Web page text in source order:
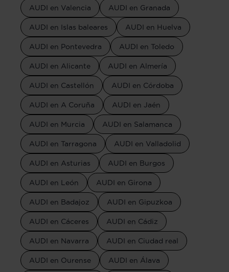
AUDI en Valencia AUDI en Granada
AUDI en Islas baleares AUDI en Huelva
AUDI en Pontevedra AUDI en Toledo
AUDI en Alicante AUDI en Almería
AUDI en Castellón AUDI en Córdoba
AUDI en A Coruña AUDI en Jaén
AUDI en Murcia AUDI en Salamanca
AUDI en Tarragona AUDI en Valladolid
AUDI en Asturias AUDI en Burgos
AUDI en León AUDI en Girona
AUDI en Badajoz AUDI en Gipuzkoa
AUDI en Cáceres AUDI en Cádiz
AUDI en Navarra AUDI en Ciudad real
AUDI en Ourense AUDI en Álava